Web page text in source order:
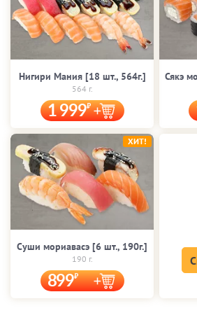
Нигири Мания [18 шт., 564г.]
564 г.
1 999
Сякэ
Суши мориавасэ [6 шт., 190г.]
190 г.
899
ХИТ!